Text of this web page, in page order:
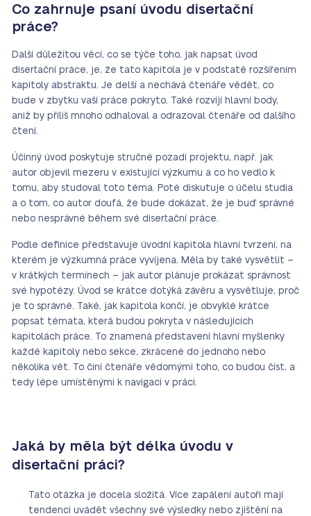
Co zahrnuje psaní úvodu disertační
práce?
Další důležitou věcí, co se týče toho, jak napsat úvod
disertační práce, je, že tato kapitola je v podstatě rozšířením
kapitoly abstraktu. Je delší a nechává čtenáře vědět, co
bude v zbytku vaší práce pokryto. Také rozvíjí hlavní body,
aniž by příliš mnoho odhaloval a odrazoval čtenáře od dalšího
čtení.
Účinný úvod poskytuje stručné pozadí projektu, např. jak
autor objevil mezeru v existující výzkumu a co ho vedlo k
tomu, aby studoval toto téma. Poté diskutuje o účelu studia
a o tom, co autor doufá, že bude dokázat, že je buď správné
nebo nesprávné během své disertační práce.
Podle definice představuje úvodní kapitola hlavní tvrzení, na
kterém je výzkumná práce vyvíjena. Měla by také vysvětlit –
v krátkých termínech – jak autor plánuje prokázat správnost
své hypotézy. Úvod se krátce dotýká závěru a vysvětluje, proč
je to správné. Také, jak kapitola končí, je obvyklé krátce
popsat témata, která budou pokryta v následujících
kapitolách práce. To znamená představení hlavní myšlenky
každé kapitoly nebo sekce, zkrácené do jednoho nebo
několika vět. To činí čtenáře vědomými toho, co budou číst, a
tedy lépe umístěnými k navigaci v práci.
Jaká by měla být délka úvodu v
disertační práci?
Tato otázka je docela složitá. Více zapálení autoři mají
tendenci uvádět všechny své výsledky nebo zjištění na